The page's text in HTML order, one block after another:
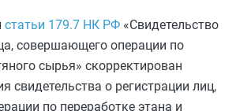
статьи 179.7 НК РФ «Свидетельство
совершающего операции по
сырья» скорректирован
свидетельства о регистрации лиц,
по переработке этана и